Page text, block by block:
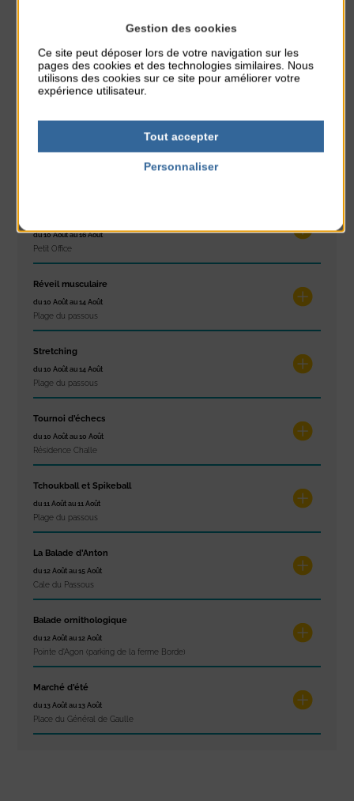
À noter aussi
Glisse & Environnement
du 10 Août au 16 Août
Petit Office
Réveil musculaire
du 10 Août au 14 Août
Plage du passous
Stretching
du 10 Août au 14 Août
Plage du passous
Tournoi d’échecs
du 10 Août au 10 Août
Résidence Challe
Tchoukball et Spikeball
du 11 Août au 11 Août
Plage du passous
La Balade d’Anton
du 12 Août au 15 Août
Cale du Passous
Balade ornithologique
du 12 Août au 12 Août
Pointe d'Agon (parking de la ferme Borde)
Marché d’été
du 13 Août au 13 Août
Place du Général de Gaulle
Gestion des cookies
Ce site peut déposer lors de votre navigation sur les
pages des cookies et des technologies similaires. Nous
utilisons des cookies sur ce site pour améliorer votre
expérience utilisateur.
Tout accepter
Personnaliser